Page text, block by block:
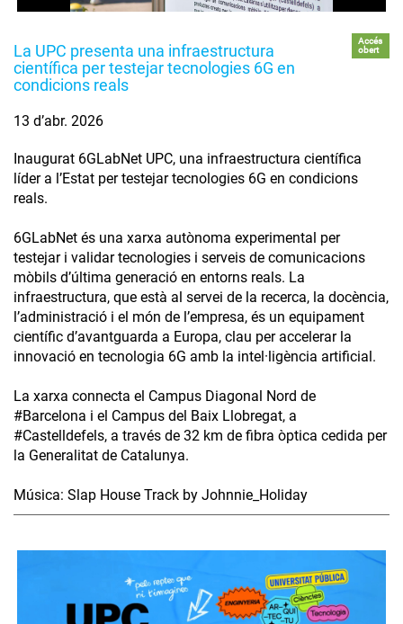
La UPC presenta una infraestructura
científica per testejar tecnologies 6G en
condicions reals
Accés
obert
13 d’abr. 2026
Inaugurat 6GLabNet UPC, una infraestructura científica
líder a l’Estat per testejar tecnologies 6G en condicions
reals.
6GLabNet és una xarxa autònoma experimental per
testejar i validar tecnologies i serveis de comunicacions
mòbils d’última generació en entorns reals. La
infraestructura, que està al servei de la recerca, la docència,
l’administració i el món de l’empresa, és un equipament
científic d’avantguarda a Europa, clau per accelerar la
innovació en tecnologia 6G amb la intel·ligència artificial.
La xarxa connecta el Campus Diagonal Nord de
#Barcelona i el Campus del Baix Llobregat, a
#Castelldefels, a través de 32 km de fibra òptica cedida per
la Generalitat de Catalunya.
Música: Slap House Track by Johnnie_Holiday